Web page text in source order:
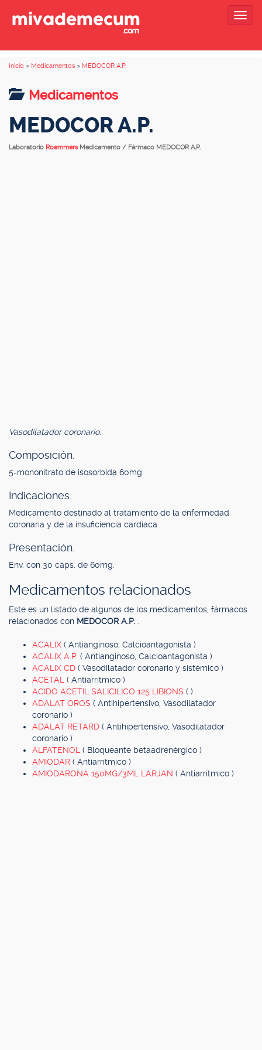
Inicio » Medicamentos » MEDOCOR A.P.
Medicamentos
MEDOCOR A.P.
Laboratorio Roemmers Medicamento / Fármaco MEDOCOR A.P.
Vasodilatador coronario.
Composición.
5-mononitrato de isosorbida 60mg.
Indicaciones.
Medicamento destinado al tratamiento de la enfermedad
coronaria y de la insuficiencia cardíaca.
Presentación.
Env. con 30 cáps. de 60mg.
Medicamentos relacionados
Este es un listado de algunos de los medicamentos, fármacos
relacionados con MEDOCOR A.P.
ACALIX ( Antianginoso, Calcioantagonista )
ACALIX A.P. ( Antianginoso, Calcioantagonista )
ACALIX CD ( Vasodilatador coronario y sistémico )
ACETAL ( Antiarrítmico )
ACIDO ACETIL SALICILICO 125 LIBIONS ( )
ADALAT OROS ( Antihipertensivo, Vasodilatador
coronario )
ADALAT RETARD ( Antihipertensivo, Vasodilatador
coronario )
ALFATENOL ( Bloqueante betaadrenérgico )
AMIODAR ( Antiarrítmico )
AMIODARONA 150MG/3ML LARJAN ( Antiarrítmico )